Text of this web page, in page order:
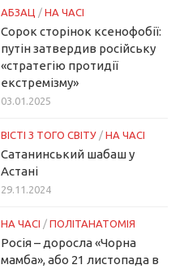
АБЗАЦ / НА ЧАСІ
Сорок сторінок ксенофобії:
путін затвердив російську
«стратегію протидії
екстремізму»
03.01.2025
ВІСТІ З ТОГО СВІТУ / НА ЧАСІ
Сатанинський шабаш у
Астані
29.11.2024
НА ЧАСІ / ПОЛІТАНАТОМІЯ
Росія – доросла «Чорна
мамба», або 21 листопада в